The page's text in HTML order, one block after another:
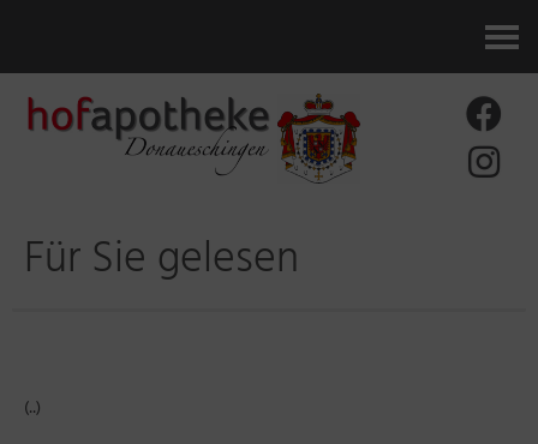
Für Sie gelesen
(..)